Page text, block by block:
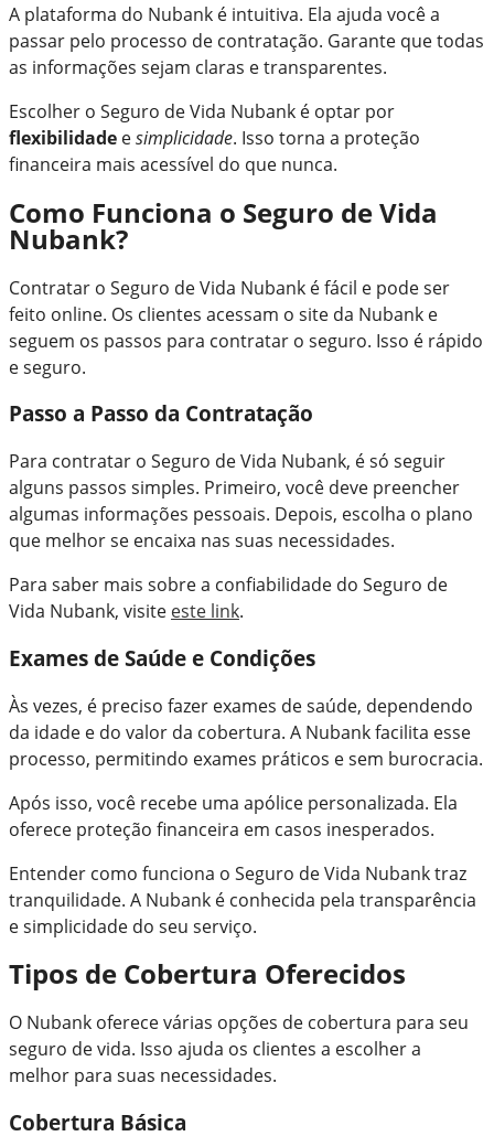
A plataforma do Nubank é intuitiva. Ela ajuda você a
passar pelo processo de contratação. Garante que todas
as informações sejam claras e transparentes.
Escolher o Seguro de Vida Nubank é optar por
flexibilidade esimplicidade. Isso torna a proteção
financeira mais acessível do que nunca.
Como Funciona o Seguro de Vida
Nubank?
Contratar o Seguro de Vida Nubank é fácil e pode ser
feito online. Os clientes acessam o site da Nubank e
seguem os passos para contratar o seguro. Isso é rápido
e seguro.
Passo a Passo da Contratação
Para contratar o Seguro de Vida Nubank, é só seguir
alguns passos simples. Primeiro, você deve preencher
algumas informações pessoais. Depois, escolha o plano
que melhor se encaixa nas suas necessidades.
Para saber mais sobre a confiabilidade do Seguro de
Vida Nubank, visite este link.
Exames de Saúde e Condições
Às vezes, é preciso fazer exames de saúde, dependendo
da idade e do valor da cobertura. A Nubank facilita esse
processo, permitindo exames práticos e sem burocracia.
Após isso, você recebe uma apólice personalizada. Ela
oferece proteção financeira em casos inesperados.
Entender como funciona o Seguro de Vida Nubank traz
tranquilidade. A Nubank é conhecida pela transparência
e simplicidade do seu serviço.
Tipos de Cobertura Oferecidos
O Nubank oferece várias opções de cobertura para seu
seguro de vida. Isso ajuda os clientes a escolher a
melhor para suas necessidades.
Cobertura Básica